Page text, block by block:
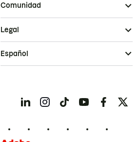
Comunidad
Legal
Español